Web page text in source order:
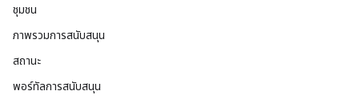
ชุมชน
ภาพรวมการสนับสนุน
สถานะ
พอร์ทัลการสนับสนุน